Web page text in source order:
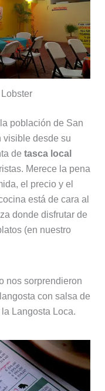
población de San
visible desde su
de tasca local
Merece la pena
el precio y el
está de cara al
donde disfrutar de
(en nuestro
nos sorprendieron
con salsa de
Langosta Loca.